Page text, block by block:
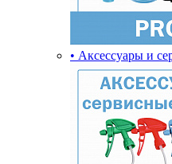
• Аксессуары и